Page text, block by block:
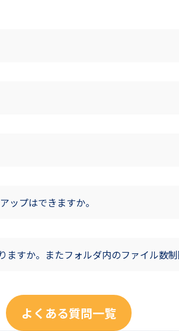
ップはできますか。
すか。またフォルダ内のファイル数
よくある質問一覧